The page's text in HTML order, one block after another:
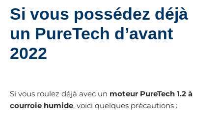
Si vous possédez déjà
un PureTech d’avant
2022
Si vous roulez déjà avec un moteur PureTech 1.2 à
courroie humide, voici quelques précautions :